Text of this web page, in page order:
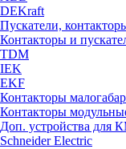
DEKraft
Пускатели,
Контакторы и
TDM
IEK
EKF
Контакторы
Контакторы
Доп. устройства
Schneider Electric